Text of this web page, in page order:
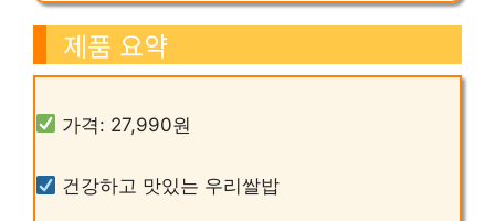
제품 요약
가격: 27,990원
건강하고 맛있는 우리쌀밥